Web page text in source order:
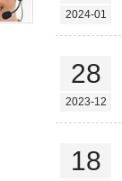
2024-01
28
2023-12
18